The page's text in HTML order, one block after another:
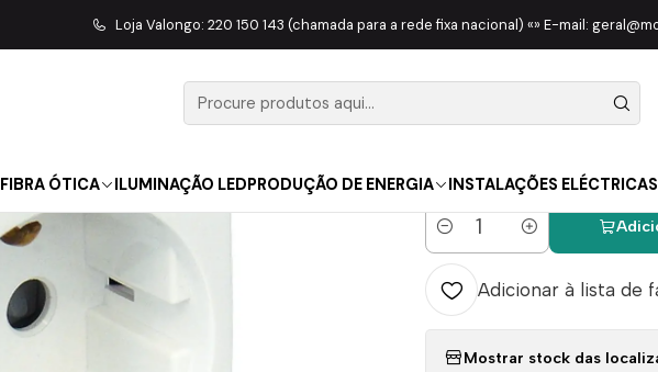
FIBRA ÓTICA ILUMINAÇÃO LEDPRODUÇÃO DE ENERGIA INSTALAÇÕES ELÉCTRICAS
Loja Valongo: 220 150 143 (chamada para a rede fixa nacional) «» E-mail:
MATERIAL ELÉTRICO APARELHAGEM EFAPEL LOGUS 90 Tomada 2P+T c/ Alvéolos
Tomada
Quadro 45
Quantidade
Adicionar à lista de
Mostrar stock das